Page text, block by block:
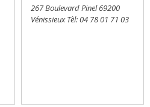
267 Boulevard Pinel 69200
Vénissieux Tèl: 04 78 01 71 03